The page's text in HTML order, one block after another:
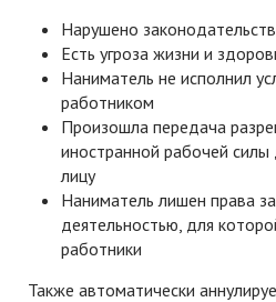
Нарушено
Есть угроза жизни и
Наниматель не исполнил
работником
Произошла передача
иностранной рабочей
лицу
Наниматель лишен права
деятельностью, для
работники
Также автоматически